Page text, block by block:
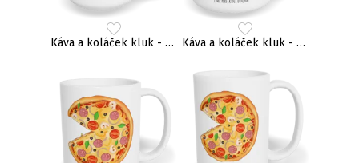
Káva a koláček kluk - párový Káva a koláček kluk - párový